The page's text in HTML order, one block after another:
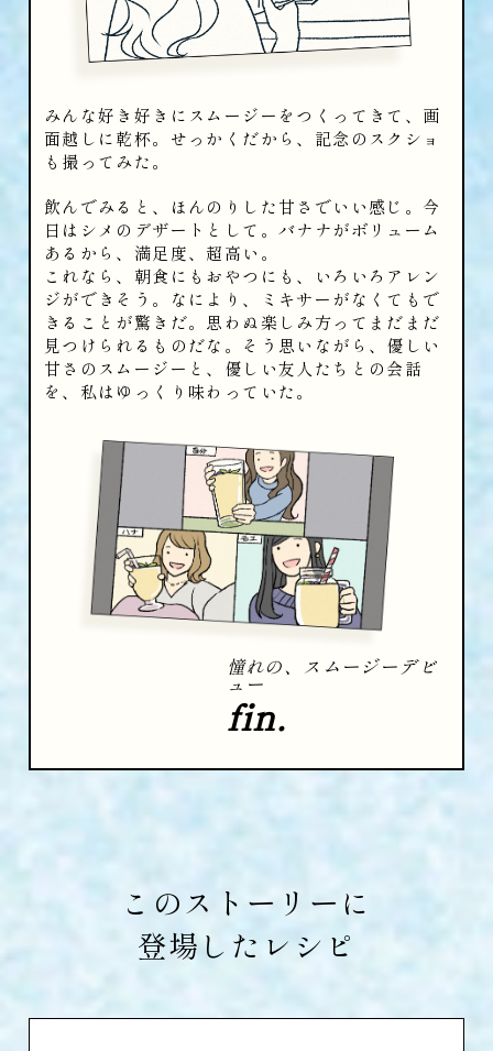
みんな好き好きにスムージーをつくってきて、画
面越しに乾杯。せっかくだから、記念のスクショ
も撮ってみた。
飲んでみると、ほんのりした甘さでいい感じ。今
日はシメのデザートとして。バナナがボリューム
あるから、満足度、超高い。
これなら、朝食にもおやつにも、いろいろアレン
ジができそう。なにより、ミキサーがなくてもで
きることが驚きだ。思わぬ楽しみ方ってまだまだ
見つけられるものだな。そう思いながら、優しい
甘さのスムージーと、優しい友人たちとの会話
を、私はゆっくり味わっていた。
憧れの、スムージーデビ
ュー
fin.
このストーリーに
登場したレシピ